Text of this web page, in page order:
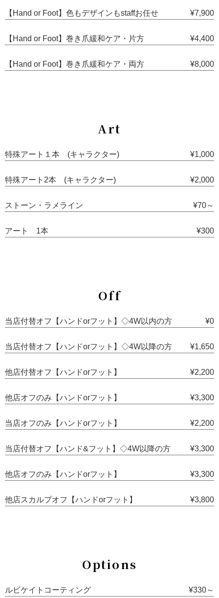
【Hand or Foot】色もデザインもstaffお任せ ¥7,900
【Hand or Foot】巻き爪緩和ケア・片方 ¥4,400
【Hand or Foot】巻き爪緩和ケア・両方 ¥8,000
Art
特殊アート１本 (キャラクター) ¥1,000
特殊アート2本 (キャラクター) ¥2,000
ストーン・ラメライン ¥70～
アート 1本 ¥300
Off
当店付替オフ【ハンドorフット】◇4W以内の方 ¥0
当店付替オフ【ハンドorフット】◇4W以降の方 ¥1,650
他店付替オフ【ハンドorフット】 ¥2,200
他店オフのみ【ハンドorフット】 ¥3,300
当店オフのみ【ハンドorフット】 ¥2,200
当店付替オフ【ハンド&フット】◇4W以降の方 ¥3,300
他店オフのみ【ハンドorフット】 ¥3,300
他店スカルプオフ【ハンドorフット】 ¥3,800
Options
ルビケイトコーティング ¥330～